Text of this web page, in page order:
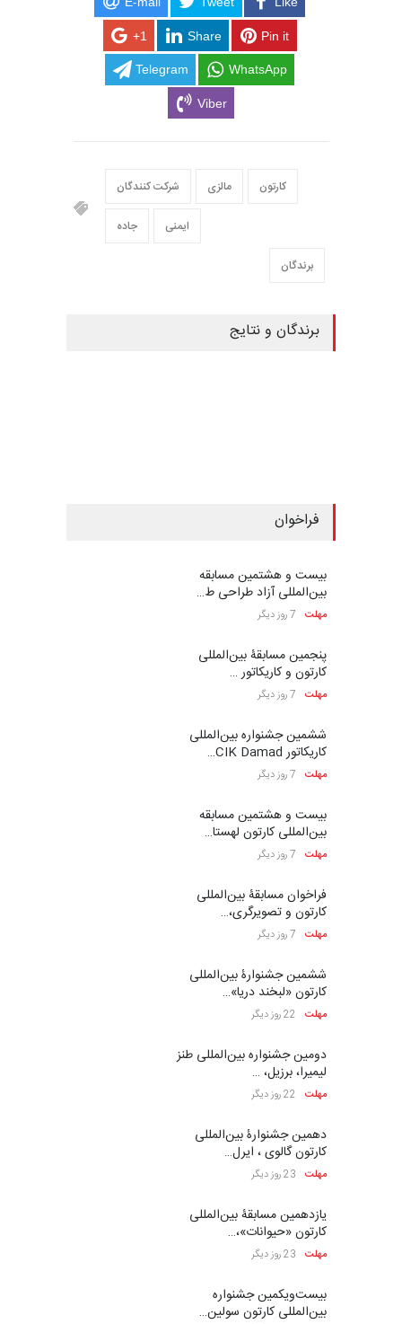
+1 Share Pin it
Telegram WhatsApp
Viber
شرکت کنندگان مالزی کارتون
جاده ایمنی
برندگان
برندگان و نتایج
فراخوان
بیست و هشتمین مسابقه
بین‌المللی آزاد طراحی ط…
مهلت 7 روز دیگر
پنجمین مسابقۀ بین‌المللی
کارتون و کاریکاتور …
مهلت 7 روز دیگر
ششمین جشنواره بین‌المللی
کاریکاتور CIK Damad…
مهلت 7 روز دیگر
بیست و هشتمین مسابقه
بین‌المللی کارتون لهستا…
مهلت 7 روز دیگر
فراخوان مسابقۀ بین‌المللی
کارتون و تصویرگری،…
مهلت 7 روز دیگر
ششمین جشنوارۀ بین‌المللی
کارتون «لبخند دریا»…
مهلت 22 روز دیگر
دومین جشنواره بین‌المللی طنز
لیمیرا، برزیل، …
مهلت 22 روز دیگر
دهمین جشنوارۀ بین‌المللی
کارتون گالوی ، ایرل…
مهلت 23 روز دیگر
یازدهمین مسابقۀ بین‌المللی
کارتون «حیوانات»،…
مهلت 23 روز دیگر
بیست‌و‌یکمین جشنواره
بین‌المللی کارتون سولین…